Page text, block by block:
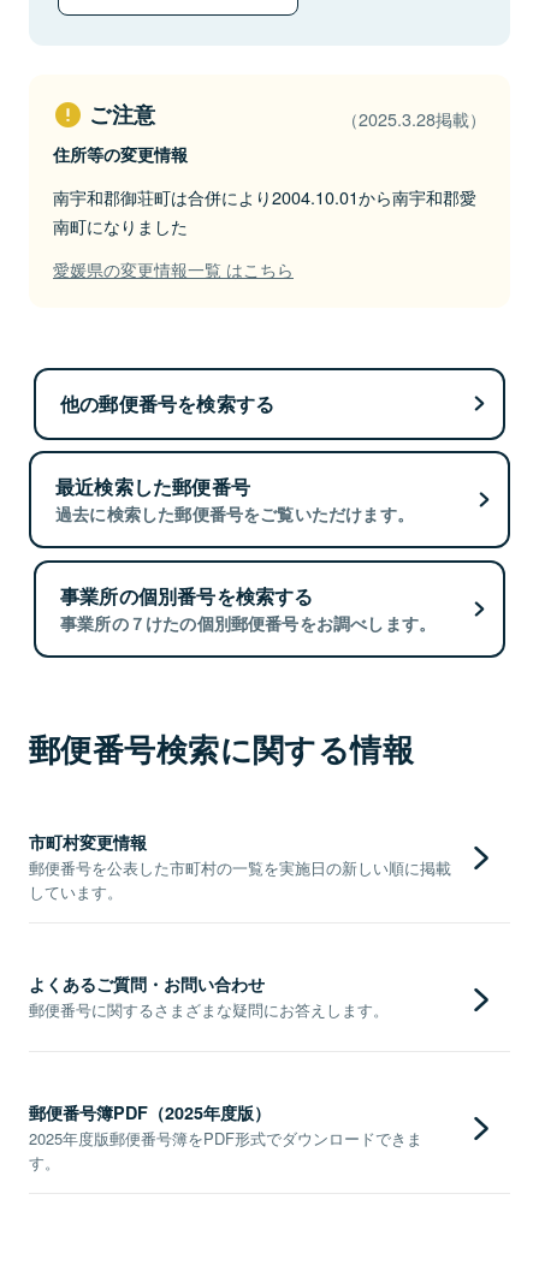
ご注意 （2025.3.28掲載）
住所等の変更情報
南宇和郡御荘町は合併により2004.10.01から南宇和郡愛
南町になりました
愛媛県の変更情報一覧 はこちら
他の郵便番号を検索する
最近検索した郵便番号
過去に検索した郵便番号をご覧いただけます。
事業所の個別番号を検索する
事業所の７けたの個別郵便番号をお調べします。
郵便番号検索に関する情報
市町村変更情報
郵便番号を公表した市町村の一覧を実施日の新しい順に掲載
しています。
よくあるご質問・お問い合わせ
郵便番号に関するさまざまな疑問にお答えします。
郵便番号簿PDF（2025年度版）
2025年度版郵便番号簿をPDF形式でダウンロードできま
す。